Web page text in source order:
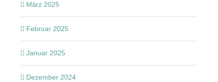
März 2025
Februar 2025
Januar 2025
Dezember 2024